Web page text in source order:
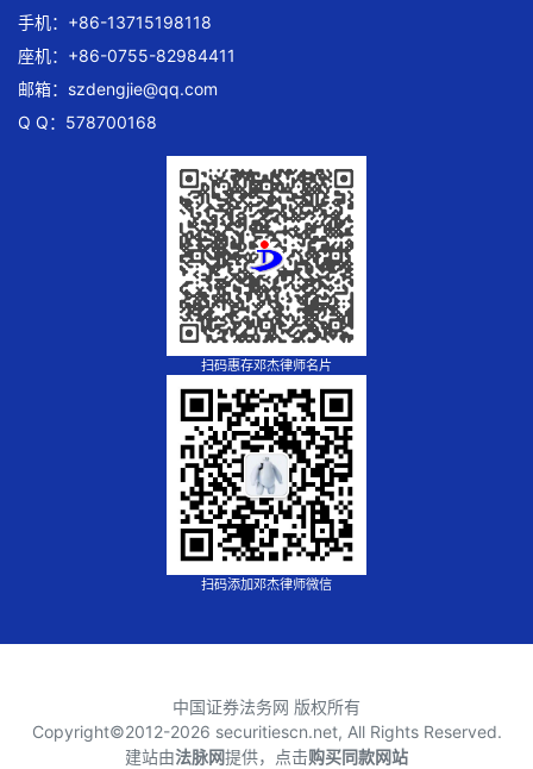
手机：+86-13715198118
座机：+86-0755-82984411
邮箱： szdengjie@qq.com
Q Q：578700168
扫码惠存邓杰律师名片
扫码添加邓杰律师微信
中国证券法务网 版权所有
Copyright©2012-2026 securitiescn.net, All Rights Reserved.
建站由法脉网提供，点击购买同款网站